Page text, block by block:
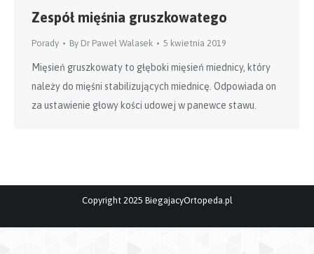
Zespół mięśnia gruszkowatego
Porady By Dr Paweł Walasek 5 kwietnia 2019
Mięsień gruszkowaty to głęboki mięsień miednicy, który
należy do mięśni stabilizujących miednicę. Odpowiada on
za ustawienie głowy kości udowej w panewce stawu.
Copyright 2025 BiegajacyOrtopeda.pl